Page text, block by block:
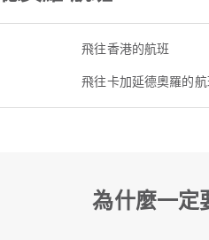
飛往香港的航班
飛往卡加延德奧羅的航
為什麼一定